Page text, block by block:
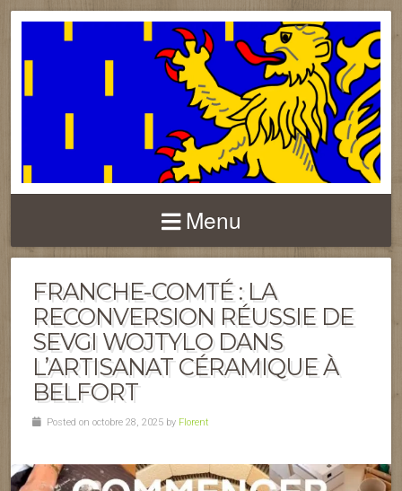
FRANCHE-COMTÉ
Menu
FRANCHE-COMTÉ : LA
RECONVERSION RÉUSSIE DE
SEVGI WOJTYLO DANS
L’ARTISANAT CÉRAMIQUE À
BELFORT
Posted on octobre 28, 2025 by Florent